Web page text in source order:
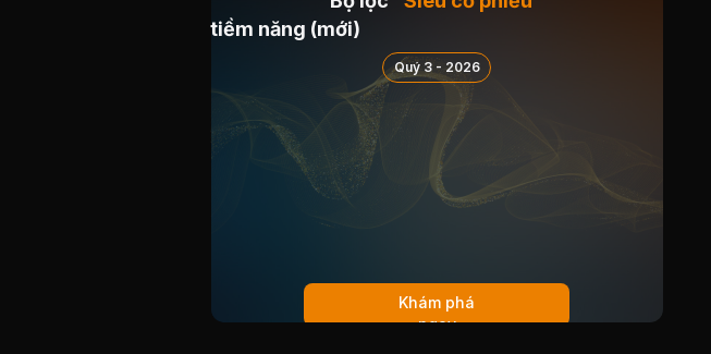
tiềm năng (mới)
Quý 3 - 2026
Khám phá
ngay